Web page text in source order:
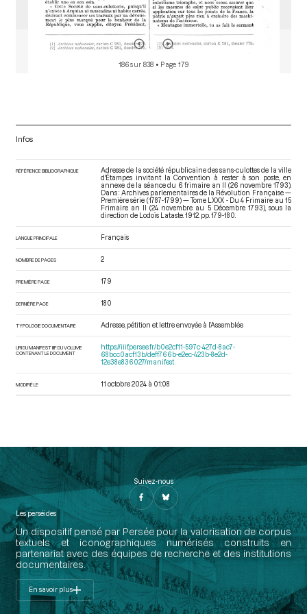
186 sur 838 • Page 179
Infos
RÉFÉRENCE BIBLIOGRAPHIQUE
Adresse de la société républicaine des sans-culottes de la ville
d'Étampes invitant la Convention à rester à son poste, en
annexe de la séance du 6 frimaire an II (26 novembre 1793).
Dans : Archives parlementaires de la Révolution Française —
Première série (1787-1799) — Tome LXXX - Du 4 Frimaire au 15
Frimaire an II (24 novembre au 5 Décembre 1793), sous la
direction de Lodoïs Lataste. 1912. pp. 179-180.
LANGUE PRINCIPALE Français
NOMBRE DE PAGES 2
PREMIÈRE PAGE 179
DERNIÈRE PAGE 180
TYPOLOGIE DOCUMENTAIRE Adresse, pétition et lettre envoyée à l’Assemblée
URI DU MANIFEST IIIF DU VOLUME
CONTENANT LE DOCUMENT
https://iiif.persee.fr/b0e2cf11-597c-427d-8ac7-
68bcc0acf13b/deff766b-e2ec-423b-8e2d-
12e38e836027/manifest
MODIFIÉ LE 11 octobre 2024 à 01:08
Suivez-nous
Les perséides
Un dispositif pensé par Persée pour la valorisation de corpus
textuels et iconographiques numérisés construits en
partenariat avec des équipes de recherche et des institutions
documentaires.
En savoir plus